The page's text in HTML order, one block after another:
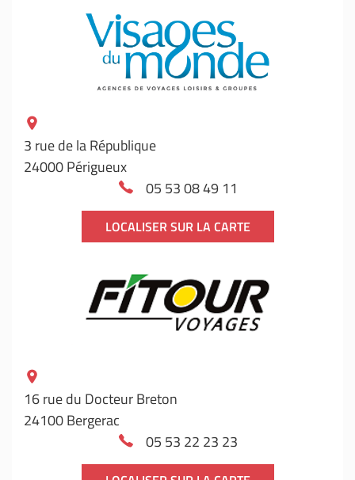
3 rue de la République
24000 Périgueux
05 53 08 49 11
LOCALISER SUR LA CARTE
16 rue du Docteur Breton
24100 Bergerac
05 53 22 23 23